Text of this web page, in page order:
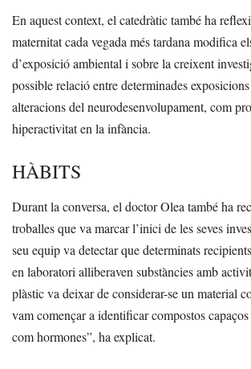
En aquest context, el catedràtic també ha
maternitat cada vegada més tardana modifica
d’exposició ambiental i sobre la creixent
possible relació entre determinades
alteracions del neurodesenvolupament, com
hiperactivitat en la infància.
HÀBITS
Durant la conversa, el doctor Olea també ha
troballes que va marcar l’inici de les seves
seu equip va detectar que determinats
en laboratori alliberaven substàncies amb
plàstic va deixar de considerar-se un material
vam començar a identificar compostos
com hormones”, ha explicat.